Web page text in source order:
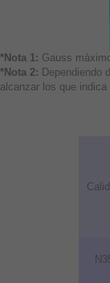
*Nota 1: Gauss
*Nota 2: Dependiendo
alcanzar los que indica